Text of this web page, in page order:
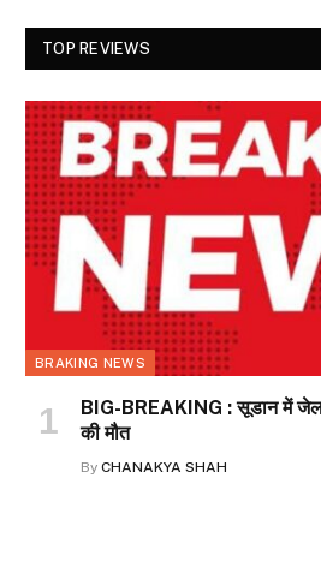
TOP REVIEWS
BRAKING NEWS
BIG-BREAKING : सूडान में जेल
की मौत
By CHANAKYA SHAH